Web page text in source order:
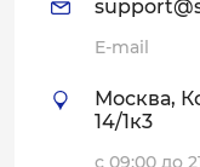
E-mail
Москва,
14/1к3
с 09:00 до